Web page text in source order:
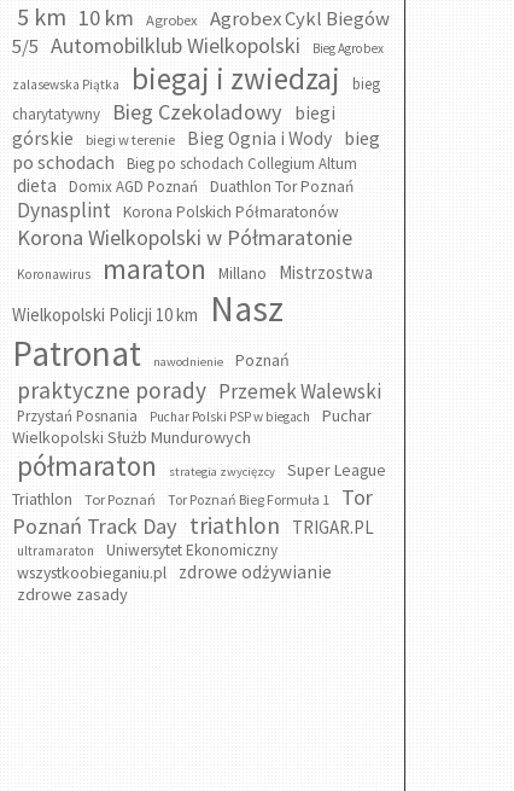
5 km 10 km Agrobex
Agrobex Cykl Biegów
5/5 Automobilklub Wielkopolski Bieg Agrobex
zalasewska Piątka biegaj i zwiedzaj
bieg
charytatywny
Bieg Czekoladowy
biegi
górskie
biegi w terenie Bieg Ognia i Wody bieg
po schodach
Bieg po schodach Collegium Altum
dieta Domix AGD Poznań Duathlon Tor Poznań
Dynasplint Korona Polskich Półmaratonów
Korona Wielkopolski w Półmaratonie
Koronawirus maraton Millano
Mistrzostwa
Wielkopolski Policji 10 km
Nasz
Patronat
nawodnienie Poznań
praktyczne porady Przemek Walewski
Przystań Posnania Puchar Polski PSP w biegach
Puchar
Wielkopolski Służb Mundurowych
półmaraton strategia zwycięzcy
Super League
Triathlon
Tor Poznań Tor Poznań Bieg Formuła 1
Tor
Poznań Track Day triathlon TRIGAR.PL
ultramaraton Uniwersytet Ekonomiczny
wszystkoobieganiu.pl zdrowe odżywianie
zdrowe zasady